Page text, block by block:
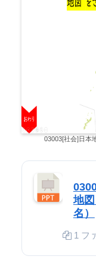
03003[社会]日本
地
名）
1 フ